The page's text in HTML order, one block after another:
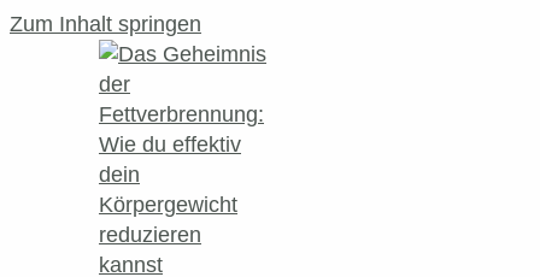
Zum Inhalt springen